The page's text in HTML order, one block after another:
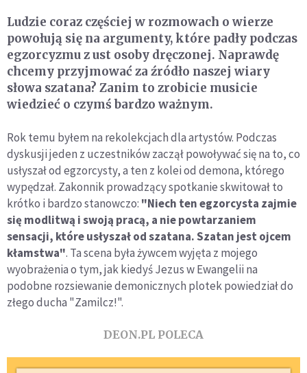
Ludzie coraz częściej w rozmowach o wierze
powołują się na argumenty, które padły podczas
egzorcyzmu z ust osoby dręczonej. Naprawdę
chcemy przyjmować za źródło naszej wiary
słowa szatana? Zanim to zrobicie musicie
wiedzieć o czymś bardzo ważnym.
Rok temu byłem na rekolekcjach dla artystów. Podczas
dyskusji jeden z uczestników zaczął powoływać się na to, co
usłyszał od egzorcysty, a ten z kolei od demona, którego
wypędzał. Zakonnik prowadzący spotkanie skwitował to
krótko i bardzo stanowczo: "Niech ten egzorcysta zajmie
się modlitwą i swoją pracą, a nie powtarzaniem
sensacji, które usłyszał od szatana. Szatan jest ojcem
kłamstwa". Ta scena była żywcem wyjęta z mojego
wyobrażenia o tym, jak kiedyś Jezus w Ewangelii na
podobne rozsiewanie demonicznych plotek powiedział do
złego ducha "Zamilcz!".
DEON.PL POLECA